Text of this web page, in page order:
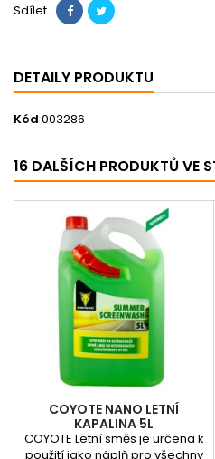
Sdílet
DETAILY PRODUKTU
Kód 003286
16 DALŠÍCH PRODUKTŮ VE
COYOTE NANO LETNÍ
KAPALINA 5L
COYOTE Letní směs je určena k
použití jako náplň pro všechny